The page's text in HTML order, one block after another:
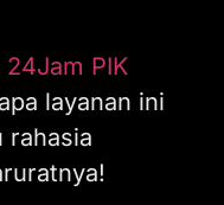
PIK
layanan ini
rahasia